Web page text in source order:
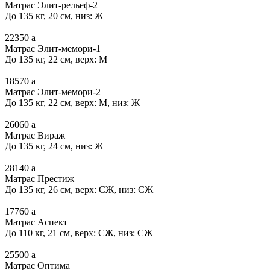
Матрас Элит-рельеф-2
До 135 кг, 20 см, низ: Ж
22350 a
Матрас Элит-мемори-1
До 135 кг, 22 см, верх: М
18570 a
Матрас Элит-мемори-2
До 135 кг, 22 см, верх: М, низ: Ж
26060 a
Матрас Вираж
До 135 кг, 24 см, низ: Ж
28140 a
Матрас Престиж
До 135 кг, 26 см, верх: СЖ, низ: СЖ
17760 a
Матрас Аспект
До 110 кг, 21 см, верх: СЖ, низ: СЖ
25500 a
Матрас Оптима